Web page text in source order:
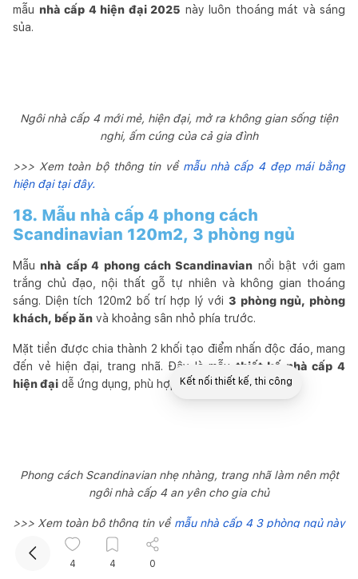
mẫu nhà cấp 4 hiện đại 2025 này luôn thoáng mát và sáng
sủa.
Ngôi nhà cấp 4 mới mẻ, hiện đại, mở ra không gian sống tiện
nghi, ấm cúng của cả gia đình
>>> Xem toàn bộ thông tin về mẫu nhà cấp 4 đẹp mái bằng
hiện đại tại đây.
18. Mẫu nhà cấp 4 phong cách
Scandinavian 120m2, 3 phòng ngủ
Mẫu nhà cấp 4 phong cách Scandinavian nổi bật với gam
trắng chủ đạo, nội thất gỗ tự nhiên và không gian thoáng
sáng. Diện tích 120m2 bố trí hợp lý với 3 phòng ngủ, phòng
khách, bếp ăn và khoảng sân nhỏ phía trước.
Mặt tiền được chia thành 2 khối tạo điểm nhấn độc đáo, mang
đến vẻ hiện đại, trang nhã. Đây là mẫu thiết kế nhà cấp 4
hiện đại dễ ứng dụng, phù hợp gia đình trẻ.
Phong cách Scandinavian nhẹ nhàng, trang nhã làm nên một
ngôi nhà cấp 4 an yên cho gia chủ
>>> Xem toàn bộ thông tin vềmẫu nhà cấp 4 3 phòng ngủ này
19. Mẫu nhà cấp 4 tối giản, tiện nghi cho
4 4 0
Kết nối thiết kế, thi công